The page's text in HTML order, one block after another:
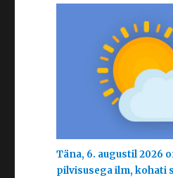
Täna, 6. augustil 2026
pilvisusega ilm, kohati